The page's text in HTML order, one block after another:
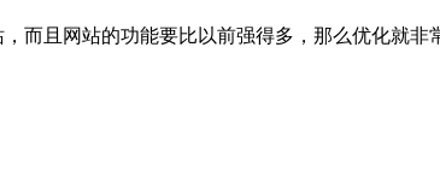
且网站的功能要比以前强得多，那么优化就非